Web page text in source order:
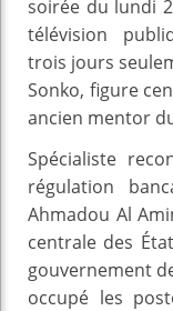
soirée du lundi
télévision
trois jours
Sonko, figure
ancien mentor
Spécialiste
régulation
Ahmadou Al
centrale des
gouvernement
occupé les